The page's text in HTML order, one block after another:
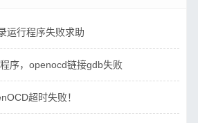
运行程序失败求助
序，openocd链接gdb失败
超时失败！